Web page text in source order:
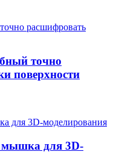
точно
поверхности
мышка для 3D-